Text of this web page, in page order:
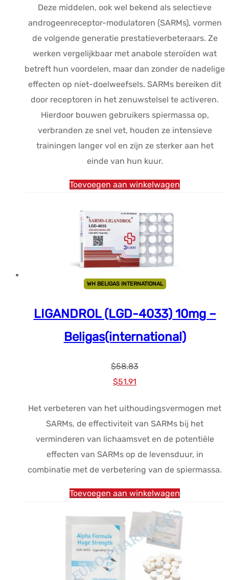
was:
$55.37.
is:
$44.99.
Deze middelen, ook wel bekend als selectieve
androgeenreceptor-modulatoren (SARMs), vormen
de volgende generatie prestatieverbeteraars. Ze
werken vergelijkbaar met anabole steroïden wat
betreft hun voordelen, maar dan zonder de nadelige
effecten op niet-doelweefsels. SARMs bereiken dit
door receptoren in het zenuwstelsel te activeren.
Hierdoor bouwen gebruikers spiermassa op,
verbranden ze snel vet, houden ze intensieve
trainingen langer vol en zijn ze sterker aan het
einde van hun kuur.
Toevoegen aan winkelwagen
WH BELIGAS INTERNATIONAL
LIGANDROL (LGD-4033) 10mg –
Beligas(international)
$58.83
Oorspronkelijke
was:
$58.83.
$51.91
is:
$51.91.
Het verbeteren van het uithoudingsvermogen met
SARMs, de effectiviteit van SARMs bij het
verminderen van lichaamsvet en de potentiële
effecten van SARMs op de levensduur, in
combinatie met de verbetering van de spiermassa.
Toevoegen aan winkelwagen